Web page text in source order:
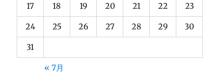
17 18 19 20 21 22 23
24 25 26 27 28 29 30
31
« 7月